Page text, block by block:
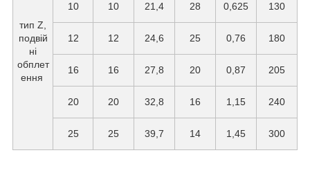
тип Z,
подвій
ні
обплет
ення
10 10 21,4 28 0,625 130
12 12 24,6 25 0,76 180
16 16 27,8 20 0,87 205
20 20 32,8 16 1,15 240
25 25 39,7 14 1,45 300